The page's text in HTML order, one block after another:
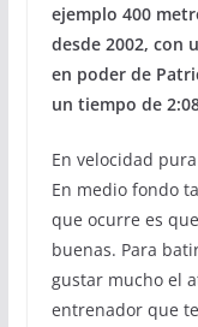
ejemplo 400
desde 2002, con
en poder de
un tiempo de
En velocidad
En medio fondo
que ocurre es
buenas. Para
gustar mucho el
entrenador que